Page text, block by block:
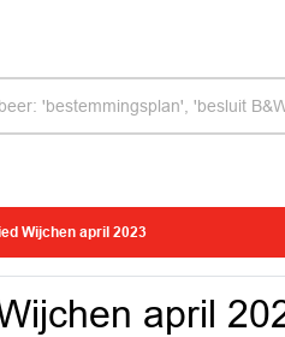
Wijchen april 2023
april